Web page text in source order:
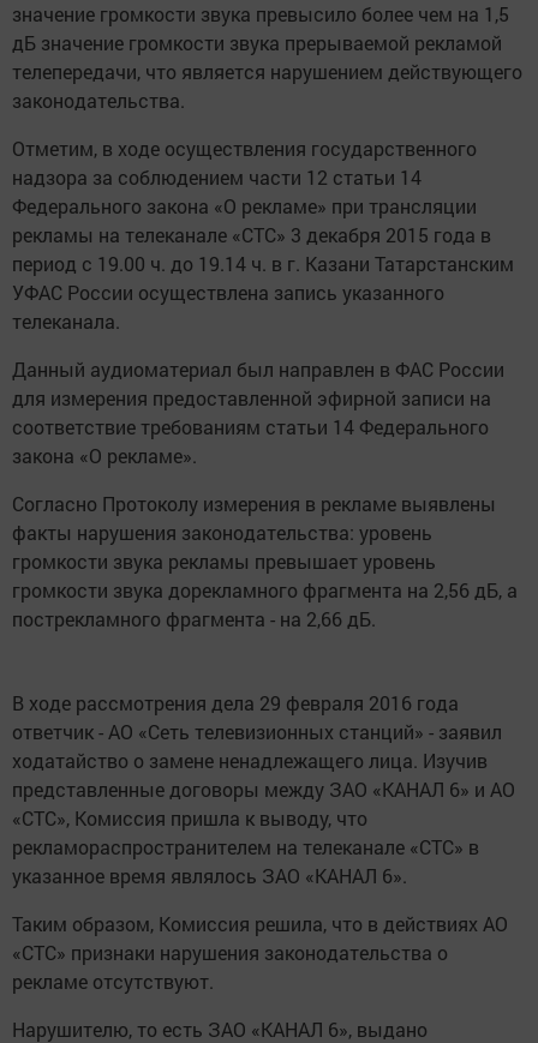
значение громкости звука превысило более чем на 1,5
дБ значение громкости звука прерываемой рекламой
телепередачи, что является нарушением действующего
законодательства.
Отметим, в ходе осуществления государственного
надзора за соблюдением части 12 статьи 14
Федерального закона «О рекламе» при трансляции
рекламы на телеканале «СТС» 3 декабря 2015 года в
период с 19.00 ч. до 19.14 ч. в г. Казани Татарстанским
УФАС России осуществлена запись указанного
телеканала.
Данный аудиоматериал был направлен в ФАС России
для измерения предоставленной эфирной записи на
соответствие требованиям статьи 14 Федерального
закона «О рекламе».
Согласно Протоколу измерения в рекламе выявлены
факты нарушения законодательства: уровень
громкости звука рекламы превышает уровень
громкости звука дорекламного фрагмента на 2,56 дБ, а
пострекламного фрагмента - на 2,66 дБ.
В ходе рассмотрения дела 29 февраля 2016 года
ответчик - АО «Сеть телевизионных станций» - заявил
ходатайство о замене ненадлежащего лица. Изучив
представленные договоры между ЗАО «КАНАЛ 6» и АО
«СТС», Комиссия пришла к выводу, что
рекламораспространителем на телеканале «СТС» в
указанное время являлось ЗАО «КАНАЛ 6».
Таким образом, Комиссия решила, что в действиях АО
«СТС» признаки нарушения законодательства о
рекламе отсутствуют.
Нарушителю, то есть ЗАО «КАНАЛ 6», выдано